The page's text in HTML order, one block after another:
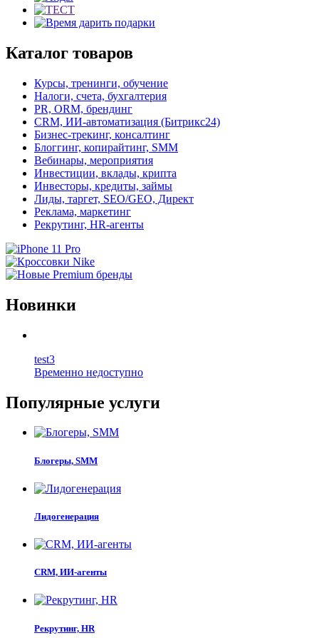
Каталог товаров
Курсы, тренинги, обучение
Налоги, счета, бухгалтерия
PR, ORM, брендинг
CRM, ИИ-автоматизация (Битрикс24)
Бизнес-трекинг, консалтинг
Блоггинг, копирайтинг, SMM
Вебинары, мероприятия
Инвестиции, вклады, крипта
Инвесторы, кредиты, займы
Лиды, таргет, SEO/GEO, Директ
Реклама, маркетинг
Рекрутинг, HR-агенты
Новинки
test3
Временно недоступно
Популярные услуги
Блогеры, SMM
Лидогенерация
CRM, ИИ-агенты
Рекрутинг, HR